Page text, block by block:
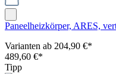
Paneelheizkörper, ARES,
Varianten ab 204,90 €*
489,60 €*
Tipp